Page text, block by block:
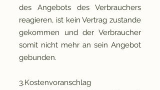
des Angebots des Verbrauchers
reagieren, ist kein Vertrag zustande
gekommen und der Verbraucher
somit nicht mehr an sein Angebot
gebunden.
3.Kostenvoranschlag